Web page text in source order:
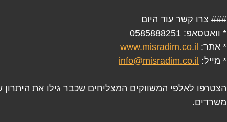
### צרו קשר עוד היום
* וואטסאפ: 0585888251
* אתר: www.misradim.co.il
* מייל: info@misradim.co.il
משרדים.